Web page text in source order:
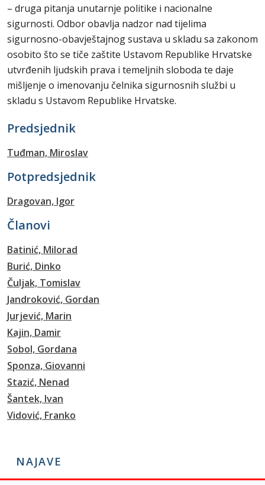
– druga pitanja unutarnje politike i nacionalne
sigurnosti. Odbor obavlja nadzor nad tijelima
sigurnosno-obavještajnog sustava u skladu sa zakonom
osobito što se tiče zaštite Ustavom Republike Hrvatske
utvrđenih ljudskih prava i temeljnih sloboda te daje
mišljenje o imenovanju čelnika sigurnosnih službi u
skladu s Ustavom Republike Hrvatske.
Predsjednik
Tuđman, Miroslav
Potpredsjednik
Dragovan, Igor
Članovi
Batinić, Milorad
Burić, Dinko
Čuljak, Tomislav
Jandroković, Gordan
Jurjević, Marin
Kajin, Damir
Sobol, Gordana
Sponza, Giovanni
Stazić, Nenad
Šantek, Ivan
Vidović, Franko
NAJAVE